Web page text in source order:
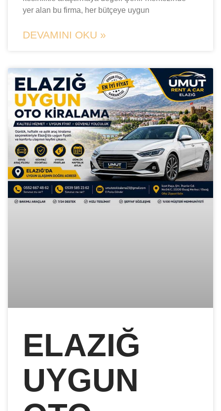
yer alan bu firma, her bütçeye uygun
DEVAMINI OKU »
ELAZIĞ
UYGUN